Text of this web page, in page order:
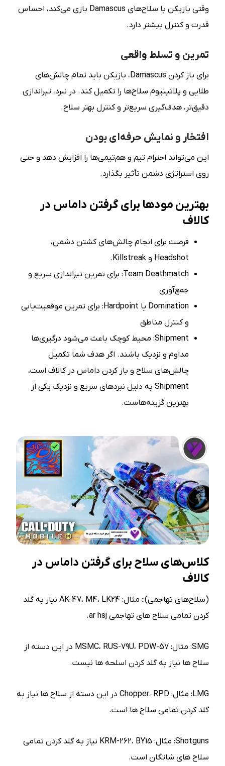
وقتی بازیکن با سلاح‌های Damascus بازی می‌کند، احساس
قدرت و کنترل بیشتر دارد.
تمرین و تسلط واقعی
برای باز کردن Damascus، بازیکن باید تمام چالش‌های
طلایی و پلاتینیوم سلاح‌ها را تکمیل کند. در نبرد، تیراندازی
دقیق‌تر، هدف‌گیری سریع‌تر و کنترل بهتر سلاح.
افتخار و نمایش حرفه‌ای بودن
این می‌تواند احترام تیم و هم‌تیمی‌ها را افزایش دهد و حتی
روی استراتژی دشمن تأثیر بگذارد.
بهترین مودها برای گرفتن داماس در
کالاف
فرصت برای انجام چالش‌های کشتن دشمن،
Headshot و Killstreak.
Team Deathmatch: برای تمرین تیراندازی سریع و
جمع‌آوری
Domination یا Hardpoint: برای تمرین موقعیت‌یابی
و کنترل مناطق
Shipment: محیط کوچک باعث می‌شود درگیری‌ها
مداوم و نزدیک باشند. اگر هدف شما تکمیل
چالش‌های سلاح و باز کردن داماس در کالاف است،
Shipment به دلیل نبردهای سریع و نزدیک یکی از
بهترین گزینه‌هاست.
کلاس‌های سلاح برای گرفتن داماس در
کالاف
(سلاح‌های تهاجمی):: مثال: AK-47، M4، LK24 نیاز به گلد
کردن تمامی سلاح های تهاجمی ar hsj.
SMG: مثال: MSMC، RUS-79U، PDW-57 در این دسته از
سلاح ها نیاز به گلد کردن اسلحه ها نیست.
LMG: مثال: Chopper، RPD در این دسته از سلاح ها نیاز به
گلد کردن تمامی سلاح ها است.
Shotguns: مثال: KRM-262، BY15 نیاز به گلد کردن تمامی
سلاح های شاتگان است.